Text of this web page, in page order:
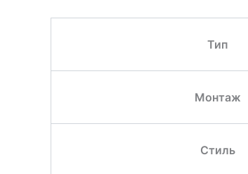
Тип
Монтаж
Стиль